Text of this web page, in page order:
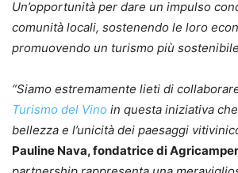
Un’opportunità per dare un impulso
comunità locali, sostenendo le loro
promuovendo un turismo più
“Siamo estremamente lieti di
Turismo del Vino in questa iniziativa
bellezza e l’unicità dei paesaggi
Pauline Nava, fondatrice di